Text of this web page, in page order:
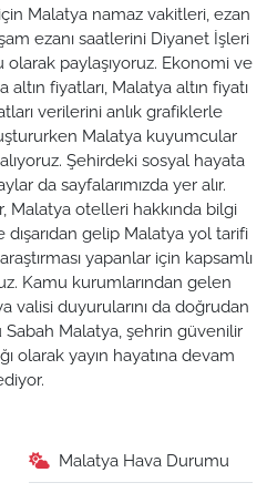
için Malatya namaz vakitleri, ezan
ezanı saatlerini Diyanet İşleri
olarak paylaşıyoruz. Ekonomi ve
fiyatları, Malatya altın fiyatı
verilerini anlık grafiklerle
Malatya kuyumcular
Şehirdeki sosyal hayata
da sayfalarımızda yer alır.
Malatya otelleri hakkında bilgi
gelip Malatya yol tarifi
yapanlar için kapsamlı
Kamu kurumlarından gelen
valisi duyurularını da doğrudan
Sabah Malatya, şehrin güvenilir
olarak yayın hayatına devam
Malatya Hava Durumu